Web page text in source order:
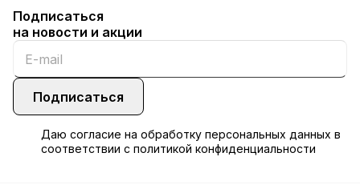
Подписаться
на новости и акции
Подписаться
Даю согласие на обработку персональных данных в
соответствии с политикой конфиденциальности